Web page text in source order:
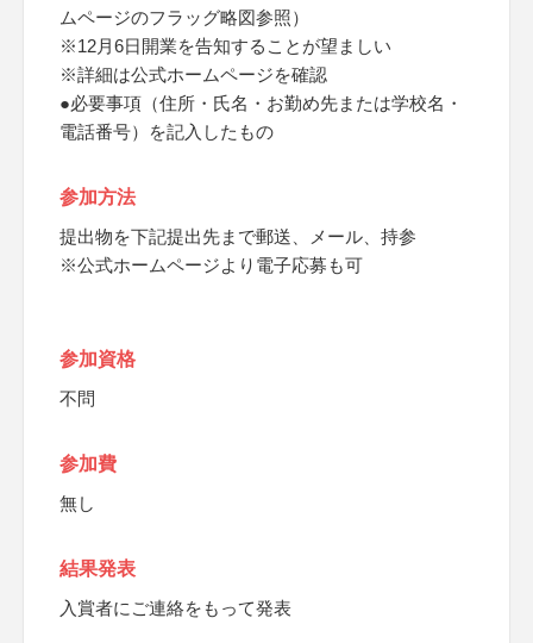
ムページのフラッグ略図参照）
※12月6日開業を告知することが望ましい
※詳細は公式ホームページを確認
●必要事項（住所・氏名・お勤め先または学校名・
電話番号）を記入したもの
参加方法
提出物を下記提出先まで郵送、メール、持参
※公式ホームページより電子応募も可
参加資格
不問
参加費
無し
結果発表
入賞者にご連絡をもって発表